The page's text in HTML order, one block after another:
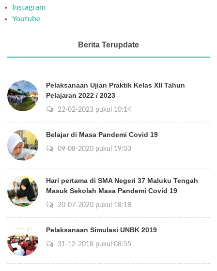
Instagram
Youtube
Berita Terupdate
Pelaksanaan Ujian Praktik Kelas XII Tahun
Pelajaran 2022 / 2023
22-02-2023 pukul 10:14
Belajar di Masa Pandemi Covid 19
09-08-2020 pukul 19:03
Hari pertama di SMA Negeri 37 Maluku Tengah
Masuk Sekolah Masa Pandemi Covid 19
20-07-2020 pukul 18:18
Pelaksanaan Simulasi UNBK 2019
31-12-2018 pukul 08:55